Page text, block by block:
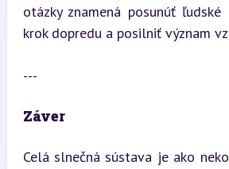
otázky znamená posunúť
krok dopredu a posilniť význam
---
Záver
Celá slnečná sústava je ako